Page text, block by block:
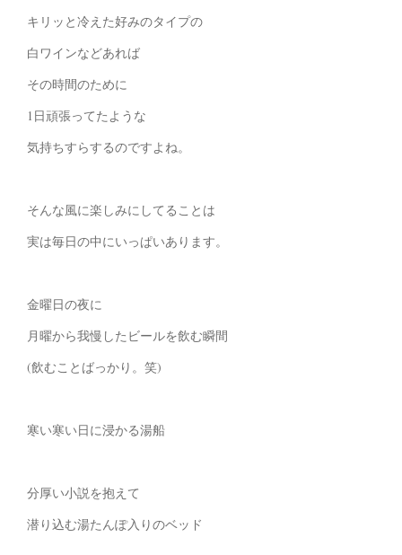
キリッと冷えた好みのタイプの
白ワインなどあれば
その時間のために
1日頑張ってたような
気持ちすらするのですよね。
そんな風に楽しみにしてることは
実は毎日の中にいっぱいあります。
金曜日の夜に
月曜から我慢したビールを飲む瞬間
(飲むことばっかり。笑)
寒い寒い日に浸かる湯船
分厚い小説を抱えて
潜り込む湯たんぽ入りのベッド